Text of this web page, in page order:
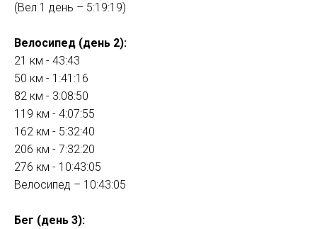
(Вел 1 день – 5:19:19)
Велосипед (день 2):
21 км - 43:43
50 км - 1:41:16
82 км - 3:08:50
119 км - 4:07:55
162 км - 5:32:40
206 км - 7:32:20
276 км - 10:43:05
Велосипед – 10:43:05
Бег (день 3):